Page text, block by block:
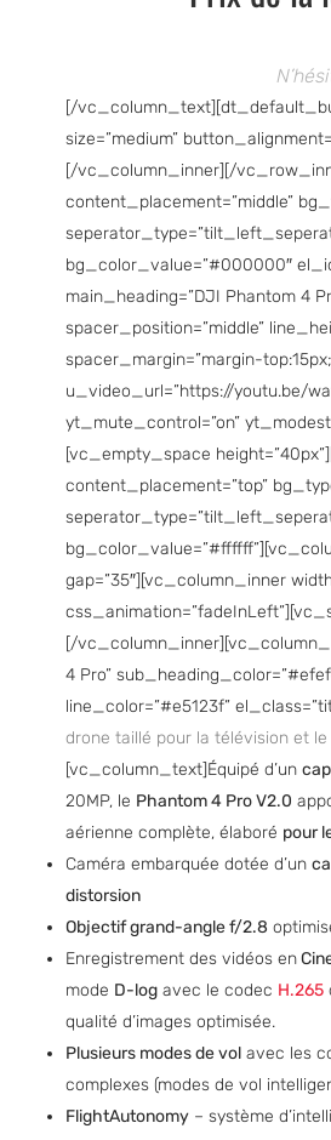
[/
size=”medium”
[/vc_column_inner][/
content_placement=”middle”
bg_color_value=”#000000″
main_heading=”DJI Phantom 4
spacer_position=”middle”
spacer_margin=”margin-
u_video_url=”https://youtu.be/
yt_mute_control=”on”
[vc_empty_space
content_placement=”top”
gap=”35″][vc_column_inner
[/
4 Pro”
line_color=”#e5123f”
drone taillé pour la télévision et
[vc_column_text]Équipé d’un
20MP, le Phantom 4 Pro V2.0
aérienne complète, élaboré pour
Caméra embarquée dotée d’un
distorsion
Objectif grand-angle f/2.8
Enregistrement des vidéos en
mode D-logavec le codec H.265
qualité d’images optimisée.
Plusieurs modes de volavec les
complexes (modes de vol
FlightAutonomy– système